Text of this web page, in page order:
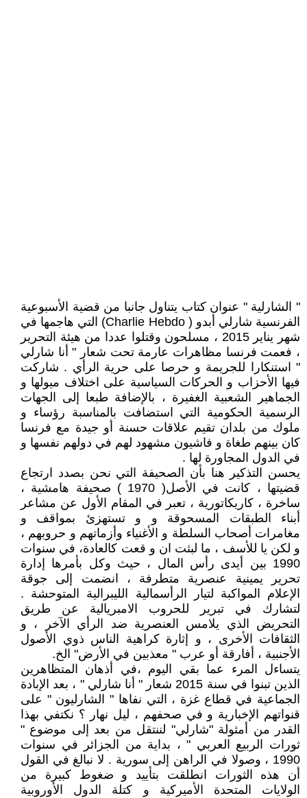
" الشارلية " عنوان كتاب يتناول جانبا من قضية الأسبوعية
الفرنسية شارلي أبدو ( Charlie Hebdo) التي هاجمها في
شهر يناير 2015 ، مسلحون وقتلوا عددا من هيئة التحرير
، فعمت فرنسا مظاهرات عارمة تحت شعار " أنا شارلي
" استنكارا للجريمة و حرصا على حرية الرأي . شاركت
فيها الأحزاب و الحركات السياسية على اختلاف ميولها و
الجماهير الشعبية الغفيرة ، بالإضافة طبعا إلى الجهات
الرسمية الحكومية التي استضافت بالمناسبة رؤساء و
ملوك من بلدان تقيم علاقات حسنة أو جيدة مع فرنسا
كان بينهم طغاة و فاشيون مشهود لهم في دولهم نفسها و
في الدول المجاورة لها .
يحسن التذكير هنا بأن الصحيفة التي نحن بصدد ارتجاع
قضيتها ، كانت في الأصل( 1970 ) صحيفة هامشية ،
ساخرة ، كاريكاتورية ، تعبر في المقام الأول عن مشاعر
أبناء الطبقات المسحوقة و و تستهزئ بمواقف و
مغامرات أصحاب السلطة و الأغنياء وأزماتهم و حروبهم ،
و لكن يا للأسف ، ما لبثت ان و قعت كالعادة، في سنوات
1990 بين أيدى رأس المال ، حيث وكل بأمرها إدارة
تحرير يمينية عنصرية متطرفة ، انضمت إلى جوقة
الإعلام المواكبة لتيار الرأسمالية الليبرالية المتوحشة .
لتشارك في تبرير للحروب الامبريالية عن طريق
التحريض الذي يلامس العنصرية ضد الرأي الآخر ، و
الثقافات الأخرى ، و إثارة كراهية الناس ذوي الأصول
الأجنبية ، أفارقة أو عرب " معذبين في الأرض" الخ.
يتساءل المرء عما بقي اليوم ،في أذهان المتظاهرين
الذين تبنوا في سنة 2015 شعار " أنا شارلي " ، بعد الإبادة
الجماعية في قطاع غزة ، التي نفاها " الشارليون " على
قنواتهم الإخبارية و في صحفهم ، ليل نهار ؟ نكتفي بهذا
القدر من أمثولة "شارلي" لننتقل من بعد إلى موضوع "
ثورات الربيع العربي " ، بداية من الجزائر في سنوات
1990 ، وصولا في الراهن إلى سورية . لا نبالغ في القول
أن هذه الثورات انطلقت بتأييد و ضغوط كبيرة من
الولايات المتحدة الأميركية و كتلة الدول الأوروبية